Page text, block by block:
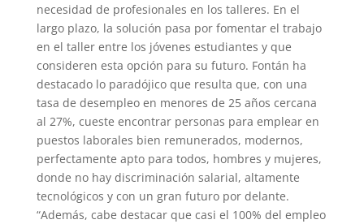
necesidad de profesionales en los talleres. En el
largo plazo, la solución pasa por fomentar el trabajo
en el taller entre los jóvenes estudiantes y que
consideren esta opción para su futuro. Fontán ha
destacado lo paradójico que resulta que, con una
tasa de desempleo en menores de 25 años cercana
al 27%, cueste encontrar personas para emplear en
puestos laborales bien remunerados, modernos,
perfectamente apto para todos, hombres y mujeres,
donde no hay discriminación salarial, altamente
tecnológicos y con un gran futuro por delante.
“Además, cabe destacar que casi el 100% del empleo